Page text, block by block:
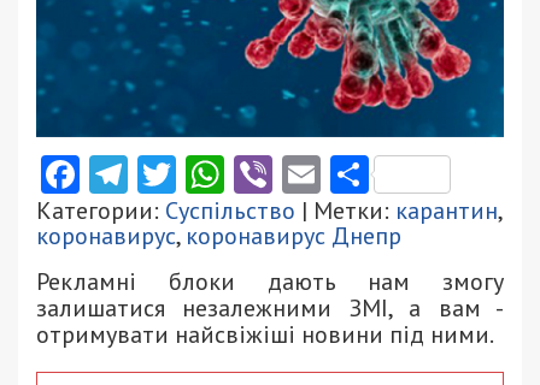
Facebook
Telegram
Twitter
WhatsApp
ViberEmail
Категории: Суспільство | Метки: карантин,
коронавирус, коронавирус Днепр
Рекламні блоки дають нам змогу
залишатися незалежними ЗМІ, а вам -
отримувати найсвіжіші новини під ними.